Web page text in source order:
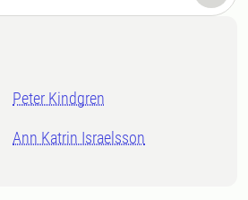
Peter Kindgren
Ann Katrin Israelsson